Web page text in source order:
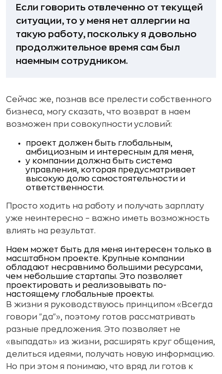
Если говорить отвлеченно от текущей
ситуации, то у меня нет аллергии на
такую работу, поскольку я довольно
продолжительное время сам был
наемным сотрудником.
Сейчас же, познав все прелести собственного
бизнеса, могу сказать, что возврат в наем
возможен при совокупности условий:
проект должен быть глобальным,
амбициозным и интересным для меня,
у компании должна быть система
управления, которая предусматривает
высокую долю самостоятельности и
ответственности.
Просто ходить на работу и получать зарплату
уже неинтересно – важно иметь возможность
влиять на результат.
Наем может быть для меня интересен только в
масштабном проекте. Крупные компании
обладают несравнимо большими ресурсами,
чем небольшие стартапы. Это позволяет
проектировать и реализовывать по-
настоящему глобальные проекты.
В жизни я руководствуюсь принципом «Всегда
говори "да"», поэтому готов рассматривать
разные предложения. Это позволяет не
«выпадать» из жизни, расширять круг общения,
делиться идеями, получать новую информацию.
Но при этом я понимаю, что вряд ли готов к